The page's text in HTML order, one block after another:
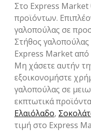
Στο Express Market
προϊόντων.
γαλοπούλας σε
Στήθος γαλοπούλας
Express Market
Μη χάσετε αυτήν
εξοικονομήστε
γαλοπούλας σε
εκπτωτικά
Ελαιόλαδο,
τιμή στο Express